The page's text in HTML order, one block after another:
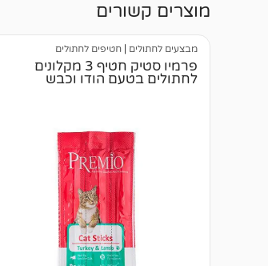
מוצרים קשורים
מבצעים לחתולים חטיפים לחתולים
פרמיו סטיק חטיף 3 מקלונים
לחתולים בטעם הודו וכבש